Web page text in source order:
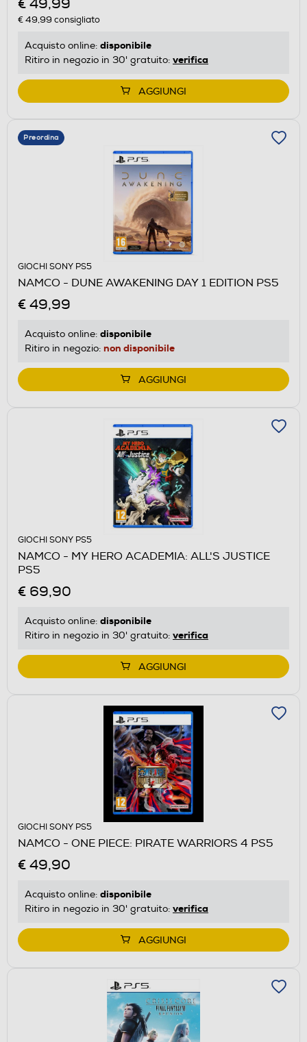
€ 49,99
€ 49,99 consigliato
Acquisto online: disponibile
Ritiro in negozio in 30' gratuito: verifica
AGGIUNGI
Preordina
GIOCHI SONY PS5
NAMCO - DUNE AWAKENING DAY 1 EDITION PS5
€ 49,99
Acquisto online: disponibile
Ritiro in negozio: non disponibile
AGGIUNGI
GIOCHI SONY PS5
NAMCO - MY HERO ACADEMIA: ALL'S JUSTICE
PS5
€ 69,90
Acquisto online: disponibile
Ritiro in negozio in 30' gratuito: verifica
AGGIUNGI
GIOCHI SONY PS5
NAMCO - ONE PIECE: PIRATE WARRIORS 4 PS5
€ 49,90
Acquisto online: disponibile
Ritiro in negozio in 30' gratuito: verifica
AGGIUNGI